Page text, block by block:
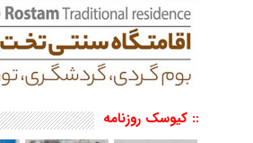
:: کیوسک روزنامه